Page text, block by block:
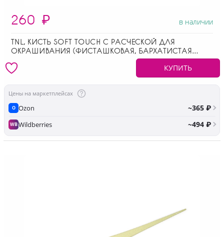
260 ₽ в наличии
TNL, КИСТЬ SOFT TOUCH С РАСЧЕСКОЙ ДЛЯ
ОКРАШИВАНИЯ (ФИСТАШКОВАЯ, БАРХАТИСТАЯ
КУПИТЬ
Цены на маркетплейсах
O Ozon ~365 ₽
WBWildberries ~494 ₽